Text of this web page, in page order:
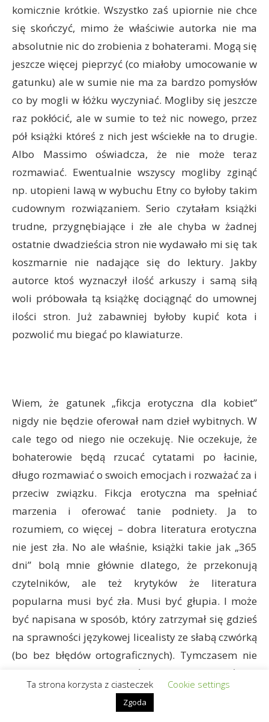
komicznie krótkie. Wszystko zaś upiornie nie chce
się skończyć, mimo że właściwie autorka nie ma
absolutnie nic do zrobienia z bohaterami. Mogą się
jeszcze więcej pieprzyć (co miałoby umocowanie w
gatunku) ale w sumie nie ma za bardzo pomysłów
co by mogli w łóżku wyczyniać. Mogliby się jeszcze
raz pokłócić, ale w sumie to też nic nowego, przez
pół książki któreś z nich jest wściekłe na to drugie.
Albo Massimo oświadcza, że nie może teraz
rozmawiać. Ewentualnie wszyscy mogliby zginąć
np. utopieni lawą w wybuchu Etny co byłoby takim
cudownym rozwiązaniem. Serio czytałam książki
trudne, przygnębiające i złe ale chyba w żadnej
ostatnie dwadzieścia stron nie wydawało mi się tak
koszmarnie nie nadające się do lektury. Jakby
autorce ktoś wyznaczył ilość arkuszy i samą siłą
woli próbowała tą książkę dociągnąć do umownej
ilości stron. Już zabawniej byłoby kupić kota i
pozwolić mu biegać po klawiaturze.
Wiem, że gatunek „fikcja erotyczna dla kobiet”
nigdy nie będzie oferował nam dzieł wybitnych. W
cale tego od niego nie oczekuję. Nie oczekuje, że
bohaterowie będą rzucać cytatami po łacinie,
długo rozmawiać o swoich emocjach i rozważać za i
przeciw związku. Fikcja erotyczna ma spełniać
marzenia i oferować tanie podniety. Ja to
rozumiem, co więcej – dobra literatura erotyczna
nie jest zła. No ale właśnie, książki takie jak „365
dni” bolą mnie głównie dlatego, że przekonują
czytelników, ale też krytyków że literatura
popularna musi być zła. Musi być głupia. I może
być napisana w sposób, który zatrzymał się gdzieś
na sprawności językowej licealisty ze słabą czwórką
(bo bez błędów ortograficznych). Tymczasem nie
chodzi o to by takie powieści od razu okazywały się
wybitnymi dziełami. Ale niechże będą chociaż
niezłe. Średnie. Poprawne. Niech bohaterka będzie
Ta strona korzysta z ciasteczek Cookie settings
Zgoda